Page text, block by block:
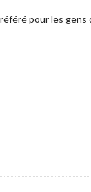
pour les gens